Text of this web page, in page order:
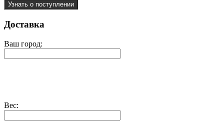
Узнать о поступлении
Доставка
Ваш город:
Вес: